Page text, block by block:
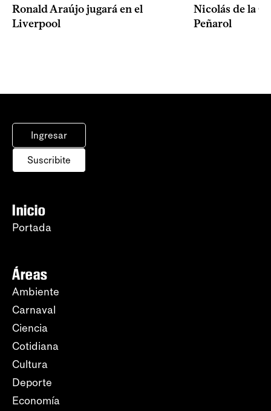
Ronald Araújo jugará en el
Liverpool
Nicolás de la
Peñarol
Ingresar
Suscribite
Inicio
Portada
Áreas
Ambiente
Carnaval
Ciencia
Cotidiana
Cultura
Deporte
Economía